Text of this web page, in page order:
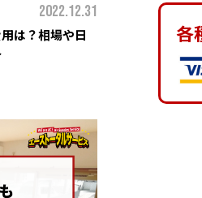
2022.12.31
は？相場や日
各